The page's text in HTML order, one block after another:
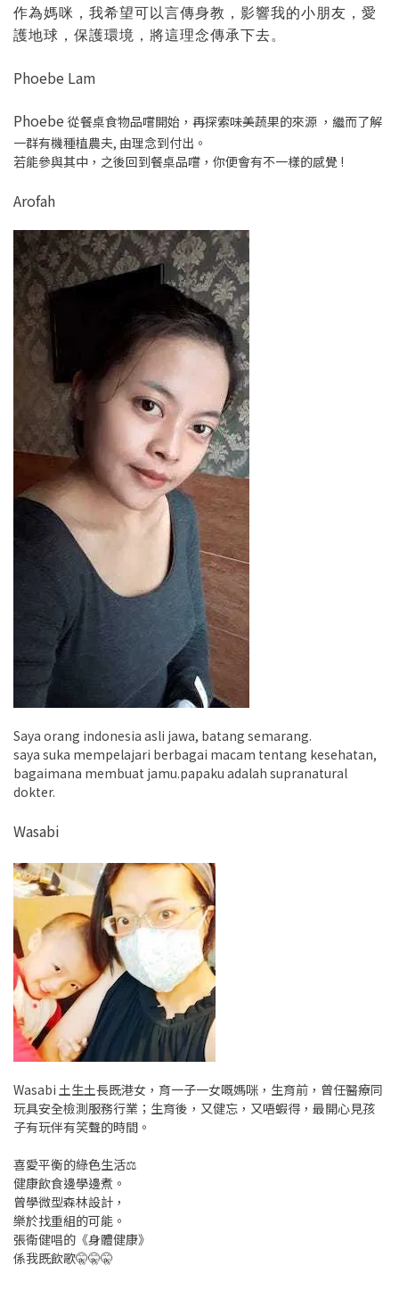
作為媽咪，我希望可以言傳身教，影響我的小朋友，愛
護地球，保護環境，將這理念傳承下去。
Phoebe Lam
Phoebe 從餐桌食物品嚐開始，再探索味美蔬果的來源 ，繼而了解
一群有機種植農夫, 由理念到付出。
若能參與其中，之後回到餐桌品嚐，你便會有不一樣的感覺 !
Arofah
Saya orang indonesia asli jawa, batang semarang.
saya suka mempelajari berbagai macam tentang kesehatan,
bagaimana membuat jamu.papaku adalah supranatural
dokter.
Wasabi
Wasabi 土生土長既港女，育一子一女嘅媽咪，生育前，曾任醫療同
玩具安全檢測服務行業；生育後，又健忘，又唔蝦得，最開心見孩
子有玩伴有笑聲的時間。
喜愛平衡的綠色生活⚖️
健康飲食邊學邊煮。
曾學微型森林設計，
樂於找重組的可能。
張衛健唱的《身體健康》
係我既飲歌🤫🤫🤫